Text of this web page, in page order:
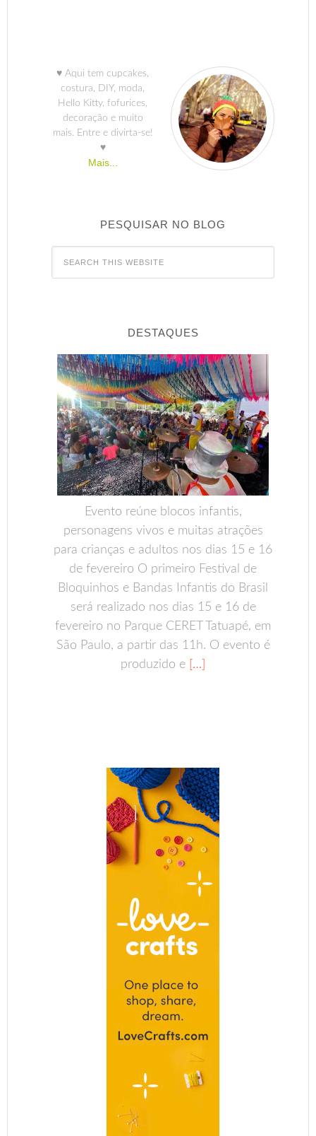
♥ Aqui tem cupcakes,
costura, DIY, moda,
Hello Kitty, fofurices,
decoração e muito
mais. Entre e divirta-se!
♥
Mais...
PESQUISAR NO BLOG
DESTAQUES
Evento reúne blocos infantis,
personagens vivos e muitas atrações
para crianças e adultos nos dias 15 e 16
de fevereiro O primeiro Festival de
Bloquinhos e Bandas Infantis do Brasil
será realizado nos dias 15 e 16 de
fevereiro no Parque CERET Tatuapé, em
São Paulo, a partir das 11h. O evento é
produzido e […]